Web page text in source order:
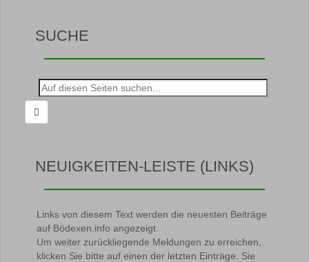
SUCHE
Suche
nach:
NEUIGKEITEN-LEISTE (LINKS)
Links von diesem Text werden die neuesten Beiträge
auf Bödexen.info angezeigt.
Um weiter zurückliegende Meldungen zu erreichen,
klicken Sie bitte auf einen der letzten Einträge. Sie